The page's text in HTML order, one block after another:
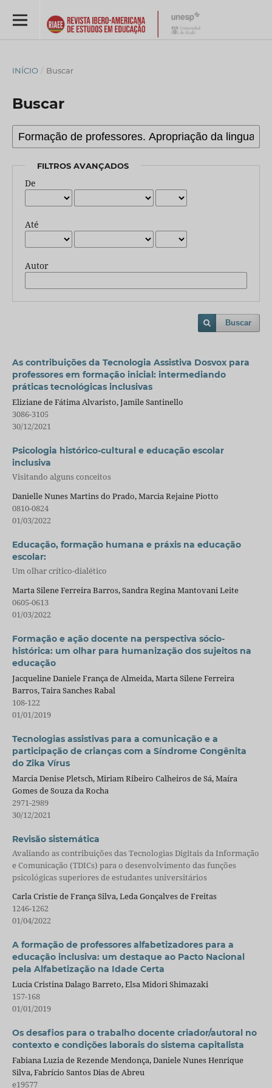
INÍCIO / Buscar
Buscar
FILTROS AVANÇADOS
De
Até
Autor
Buscar
As contribuições da Tecnologia Assistiva Dosvox para
professores em formação inicial: intermediando
práticas tecnológicas inclusivas
Eliziane de Fátima Alvaristo, Jamile Santinello
3086-3105
30/12/2021
Psicologia histórico-cultural e educação escolar
inclusiva
Visitando alguns conceitos
Danielle Nunes Martins do Prado, Marcia Rejaine Piotto
0810-0824
01/03/2022
Educação, formação humana e práxis na educação
escolar:
Um olhar crítico-dialético
Marta Silene Ferreira Barros, Sandra Regina Mantovani Leite
0605-0613
01/03/2022
Formação e ação docente na perspectiva sócio-
histórica: um olhar para humanização dos sujeitos na
educação
Jacqueline Daniele França de Almeida, Marta Silene Ferreira
Barros, Taira Sanches Rabal
108-122
01/01/2019
Tecnologias assistivas para a comunicação e a
participação de crianças com a Síndrome Congênita
do Zika Vírus
Marcia Denise Pletsch, Miriam Ribeiro Calheiros de Sá, Maíra
Gomes de Souza da Rocha
2971-2989
30/12/2021
Revisão sistemática
Avaliando as contribuições das Tecnologias Digitais da Informação
e Comunicação (TDICs) para o desenvolvimento das funções
psicológicas superiores de estudantes universitários
Carla Cristie de França Silva, Leda Gonçalves de Freitas
1246-1262
01/04/2022
A formação de professores alfabetizadores para a
educação inclusiva: um destaque ao Pacto Nacional
pela Alfabetização na Idade Certa
Lucia Cristina Dalago Barreto, Elsa Midori Shimazaki
157-168
01/01/2019
Os desafios para o trabalho docente criador/autoral no
contexto e condições laborais do sistema capitalista
Fabiana Luzia de Rezende Mendonça, Daniele Nunes Henrique
Silva, Fabrício Santos Dias de Abreu
e19577